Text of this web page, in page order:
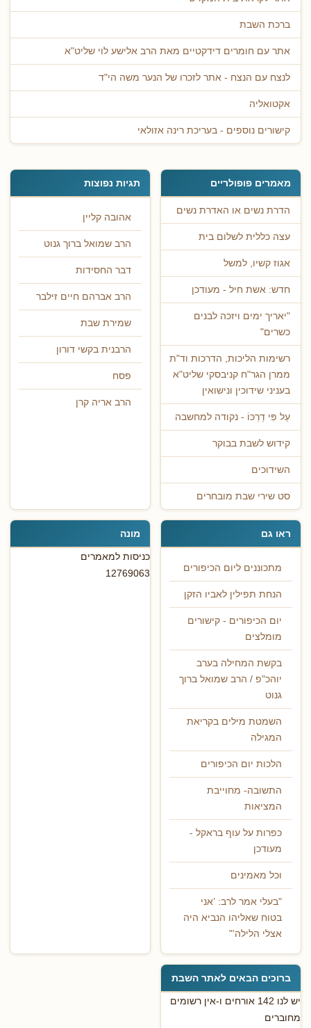
ברכת השבת
אתר עם חומרים דידקטיים מאת הרב אלישע לוי שליט"א
לנצח עם הנצח - אתר לזכרו של הנער משה הי"ד
אקטואליה
קישורים נוספים - בעריכת רינה אזולאי
מאמרים פופולריים
הדרת נשים או האדרת נשים
עצה כללית לשלום בית
אגוז קשיו, למשל
חדש: אשת חיל - מעודכן
"יאריך ימים ויזכה לבנים
כשרים"
רשימות הליכות, הדרכות וד"ת
ממרן הגר"ח קניבסקי שליט"א
בעניני שידוכין ונישואין
עַל פִּי דַרְכּוֹ - נקודה למחשבה
קידוש לשבת בבוקר
השידוכים
סט שירי שבת מובחרים
תגיות נפוצות
אהובה קליין
הרב שמואל ברוך גנוט
דבר החסידות
הרב אברהם חיים זילבר
שמירת שבת
הרבנית בקשי דורון
פסח
הרב אריה קרן
ראו גם
מתכוננים ליום הכיפורים
הנחת תפילין לאביו הזקן
יום הכיפורים - קישורים
מומלצים
בקשת המחילה בערב
יוהכ"פ / הרב שמואל ברוך
גנוט
השמטת מילים בקריאת
המגילה
הלכות יום הכיפורים
התשובה- מחוייבת
המציאות
כפרות על עוף בראקל -
מעודכן
וכל מאמינים
"בעלי אמר לרב: ’אני
בטוח שאליהו הנביא היה
אצלי הלילה’"
מונה
כניסות למאמרים
12769063
ברוכים הבאים לאתר השבת
יש לנו 142 אורחים ו-אין רשומים
מחוברים